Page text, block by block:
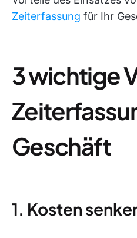
Zeiterfassung für Ihr
3 wichtige
Geschäft
1. Kosten